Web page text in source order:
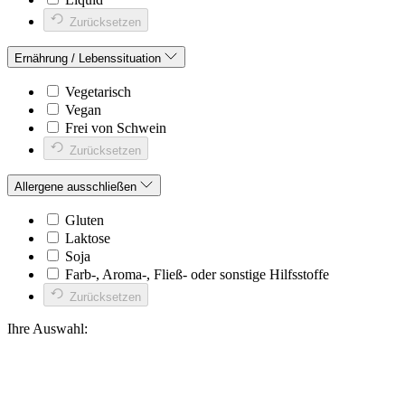
Zurücksetzen
Ernährung / Lebenssituation
Vegetarisch
Vegan
Frei von Schwein
Zurücksetzen
Allergene ausschließen
Gluten
Laktose
Soja
Farb-, Aroma-, Fließ- oder sonstige Hilfsstoffe
Zurücksetzen
Ihre Auswahl: